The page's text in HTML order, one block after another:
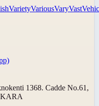
VarietyVariousVaryVast
1368. Cadde No.61,